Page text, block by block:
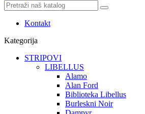
Kontakt
Kategorija
STRIPOVI
LIBELLUS
Alamo
Alan Ford
Biblioteka Libellus
Burleskni Noir